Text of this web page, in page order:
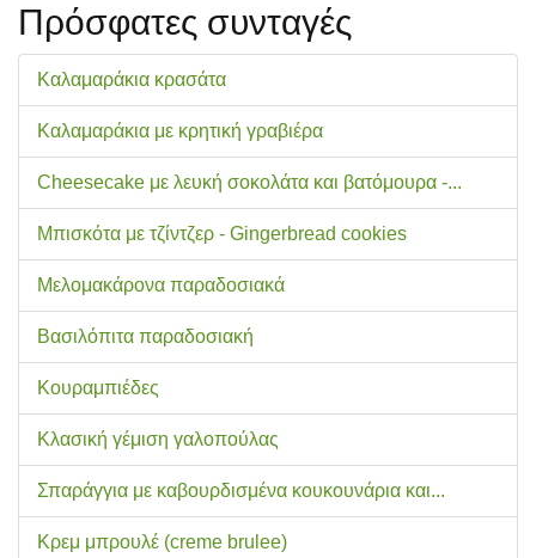
Πρόσφατες συνταγές
Καλαμαράκια κρασάτα
Καλαμαράκια με κρητική γραβιέρα
Cheesecake με λευκή σοκολάτα και βατόμουρα -...
Μπισκότα με τζίντζερ - Gingerbread cookies
Μελομακάρονα παραδοσιακά
Βασιλόπιτα παραδοσιακή
Κουραμπιέδες
Κλασική γέμιση γαλοπούλας
Σπαράγγια με καβουρδισμένα κουκουνάρια και...
Κρεμ μπρουλέ (creme brulee)